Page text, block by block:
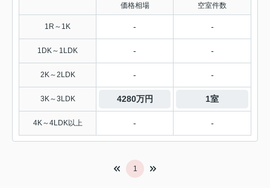
価格相場 空室件数
1R～1K - -
1DK～1LDK - -
2K～2LDK - -
3K～3LDK 4280万円 1室
4K～4LDK以上 - -
1